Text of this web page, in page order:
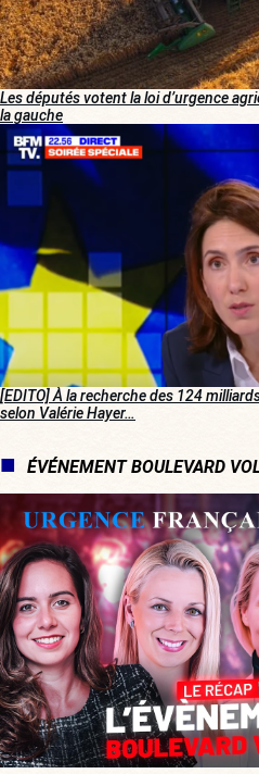
Les députés votent la loi d’urgence
la gauche
[EDITO] À la recherche des 124
selon Valérie Hayer…
ÉVÉNEMENT BOULEVARD